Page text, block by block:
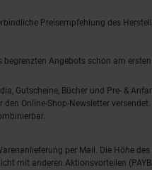
Preisempfehlung des
Angebots schon am
Gutscheine, Bücher und Pre- &
Online-Shop-Newsletter
per Mail. Die Höhe
mit anderen Aktionsvorteilen